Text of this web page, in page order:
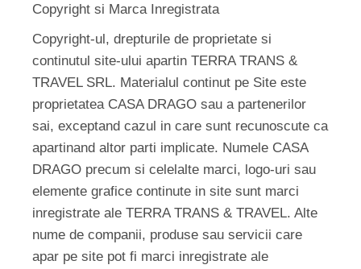
Copyright si Marca Inregistrata
Copyright-ul, drepturile de proprietate si
continutul site-ului apartin TERRA TRANS &
TRAVEL SRL. Materialul continut pe Site este
proprietatea CASA DRAGO sau a partenerilor
sai, exceptand cazul in care sunt recunoscute ca
apartinand altor parti implicate. Numele CASA
DRAGO precum si celelalte marci, logo-uri sau
elemente grafice continute in site sunt marci
inregistrate ale TERRA TRANS & TRAVEL. Alte
nume de companii, produse sau servicii care
apar pe site pot fi marci inregistrate ale